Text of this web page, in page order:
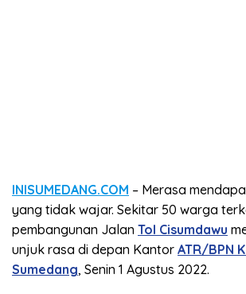
INISUMEDANG.COM – Merasa
yang tidak wajar. Sekitar 50 warga
pembangunan Jalan Tol Cisumdawu
unjuk rasa di depan Kantor ATR/BPN
Sumedang, Senin 1 Agustus 2022.